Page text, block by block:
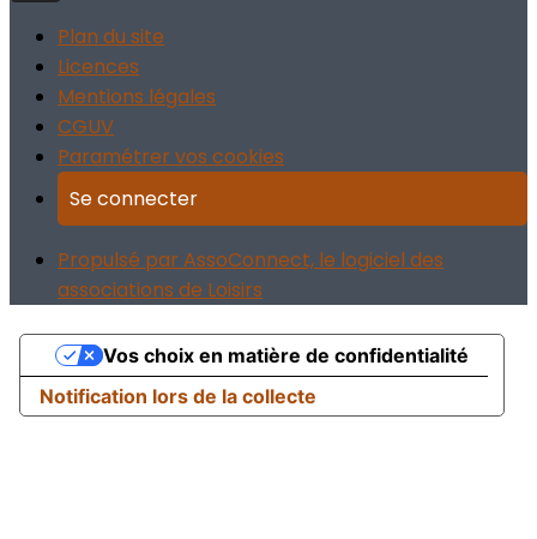
Plan du site
Licences
Mentions légales
CGUV
Paramétrer vos cookies
Se connecter
Propulsé par AssoConnect, le logiciel des
associations de Loisirs
Notification lors de la collecte
Vos choix en matière de confidentialité